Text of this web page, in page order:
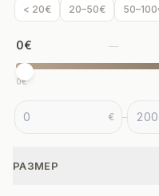
< 20€ 20–50€
0€ —
0€
€ –
РАЗМЕР